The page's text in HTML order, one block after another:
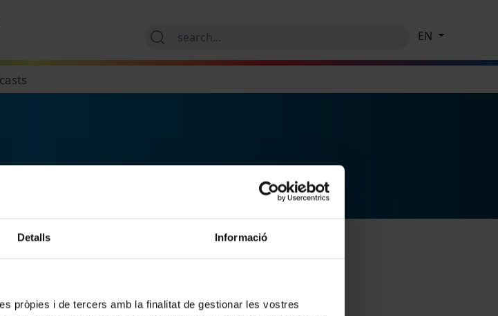
Detalls Informació
pròpies i de tercers amb la finalitat de gestionar les vostres
EN